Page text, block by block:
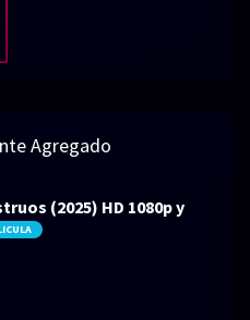
Agregado
(2025) HD 1080p y